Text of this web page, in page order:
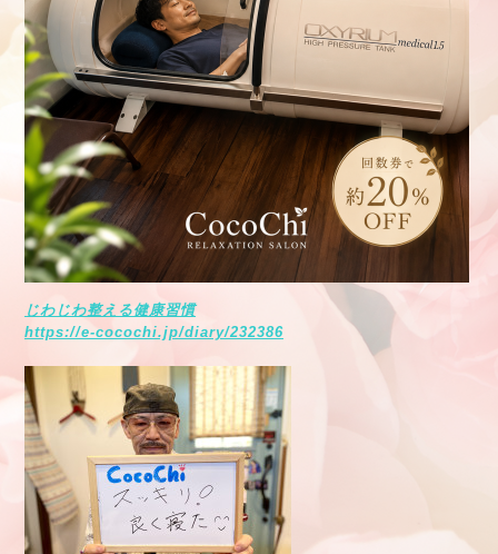
じわじわ整える健康習慣
https://e-cocochi.jp/diary/232386